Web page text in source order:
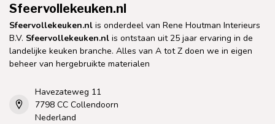
Sfeervollekeuken.nl
Sfeervollekeuken.nl is onderdeel van Rene Houtman Interieurs
B.V. Sfeervollekeuken.nl is ontstaan uit 25 jaar ervaring in de
landelijke keuken branche. Alles van A tot Z doen we in eigen
beheer van hergebruikte materialen
Havezateweg 11
7798 CC Collendoorn
Nederland